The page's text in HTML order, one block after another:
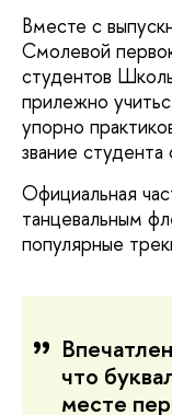
Вместе с
Смолевой
студентов
прилежно
упорно
звание
Официальная
танцевальным
популярные
что
месте